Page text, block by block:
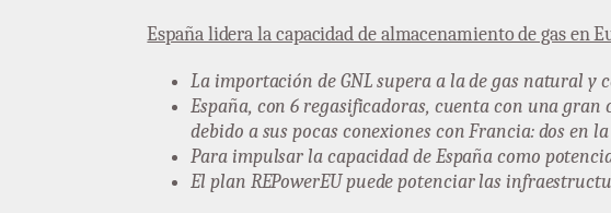
España lidera la capacidad de almacenamiento de gas en
La importación de GNL supera a la de gas natural y
España, con 6 regasificadoras, cuenta con una
debido a sus pocas conexiones con Francia: dos en
Para impulsar la capacidad de España como
El plan REPowerEU puede potenciar las